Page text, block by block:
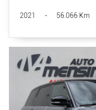
2021 - 56.066 Km